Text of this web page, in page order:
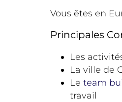
Vous êtes en
Principales
Les
La ville de
Le team
travail